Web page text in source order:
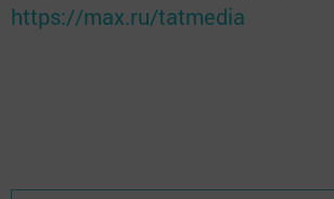
https://max.ru/tatmedia